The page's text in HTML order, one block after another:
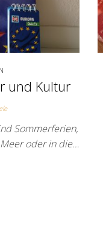
und Kultur
Sommerferien,
oder in die…